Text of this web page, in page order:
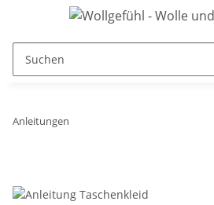
Anleitungen